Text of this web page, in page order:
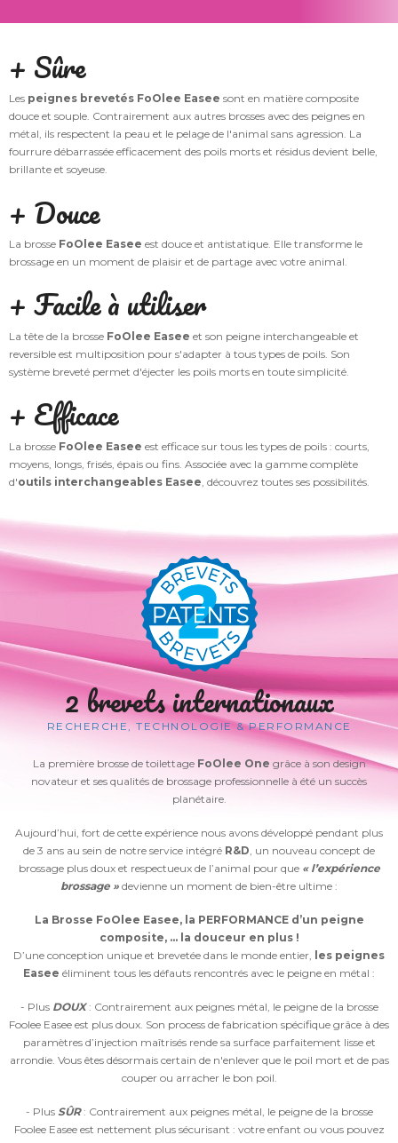
+ Sûre
Les peignes brevetés FoOlee Easee sont en matière composite
douce et souple. Contrairement aux autres brosses avec des peignes en
métal, ils respectent la peau et le pelage de l'animal sans agression. La
fourrure débarrassée efficacement des poils morts et résidus devient belle,
brillante et soyeuse.
+ Douce
La brosse FoOlee Easee est douce et antistatique. Elle transforme le
brossage en un moment de plaisir et de partage avec votre animal.
+ Facile à utiliser
La tête de la brosse FoOlee Easee et son peigne interchangeable et
reversible est multiposition pour s'adapter à tous types de poils. Son
système breveté permet d'éjecter les poils morts en toute simplicité.
+ Efficace
La brosse FoOlee Easee est efficace sur tous les types de poils : courts,
moyens, longs, frisés, épais ou fins. Associée avec la gamme complète
d' outils interchangeables Easee, découvrez toutes ses possibilités.
2 brevets internationaux
RECHERCHE, TECHNOLOGIE & PERFORMANCE
La première brosse de toilettage FoOlee One grâce à son design
novateur et ses qualités de brossage professionnelle à été un succès
planétaire.
Aujourd’hui, fort de cette expérience nous avons développé pendant plus
de 3 ans au sein de notre service intégré R&D, un nouveau concept de
brossage plus doux et respectueux de l’animal pour que « l’expérience
brossage » devienne un moment de bien-être ultime :
La Brosse FoOlee Easee, la PERFORMANCE d’un peigne
composite, … la douceur en plus !
D’une conception unique et brevetée dans le monde entier, les peignes
Easee éliminent tous les défauts rencontrés avec le peigne en métal :
- Plus DOUX: Contrairement aux peignes métal, le peigne de la brosse
Foolee Easee est plus doux. Son process de fabrication spécifique grâce à des
paramètres d’injection maîtrisés rende sa surface parfaitement lisse et
arrondie. Vous êtes désormais certain de n'enlever que le poil mort et de pas
couper ou arracher le bon poil.
- Plus SÛR: Contrairement aux peignes métal, le peigne de la brosse
Foolee Easee est nettement plus sécurisant : votre enfant ou vous pouvez